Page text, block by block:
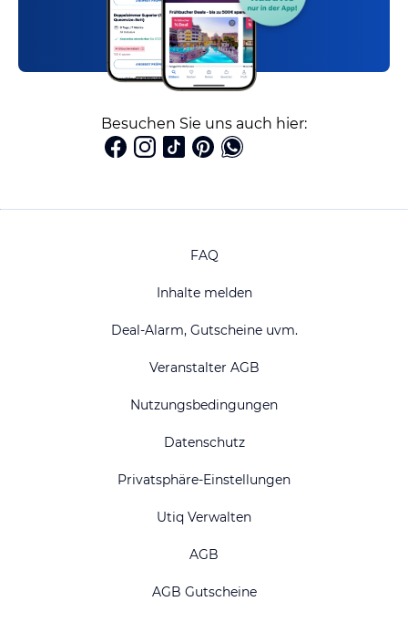
Besuchen Sie uns auch hier:
FAQ
Inhalte melden
Deal-Alarm, Gutscheine uvm.
Veranstalter AGB
Nutzungsbedingungen
Datenschutz
Privatsphäre-Einstellungen
Utiq Verwalten
AGB
AGB Gutscheine